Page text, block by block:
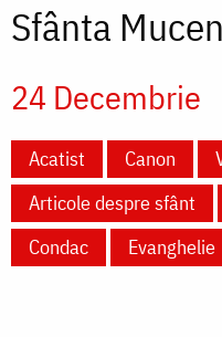
Sfânta
24 Decembrie
Acatist Canon
Articole despre sfânt
Condac
Evanghelie